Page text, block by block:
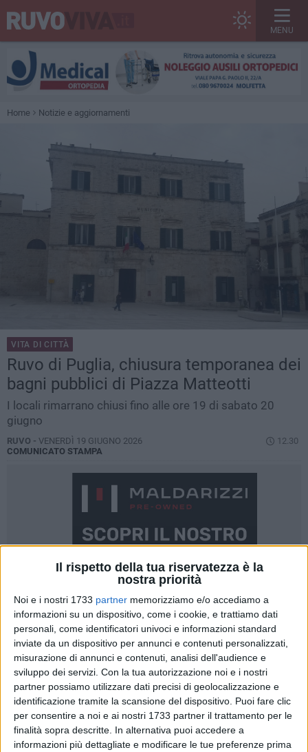
Il rispetto della tua riservatezza è la
nostra priorità
Noi e i nostri 1733 partner memorizziamo e/o accediamo a
informazioni su un dispositivo, come i cookie, e trattiamo dati
personali, come identificatori univoci e informazioni standard
inviate da un dispositivo per annunci e contenuti personalizzati,
misurazione di annunci e contenuti, analisi dell'audience e
sviluppo dei servizi. Con la tua autorizzazione noi e i nostri
partner possiamo utilizzare dati precisi di geolocalizzazione e
identificazione tramite la scansione del dispositivo. Puoi fare clic
per consentire a noi e ai nostri 1733 partner il trattamento per le
finalità sopra descritte. In alternativa puoi accedere a
informazioni più dettagliate e modificare le tue preferenze prima
MENU
Home Notizie e aggiornamenti
VITA DI CITTÀ
Ruvo di Puglia, chiusura temporanea dei
bagni pubblici di Piazza Matteotti
I locali rimarrano chiusi fino alle ore 19 di sabato 20
giugno
RUVO - VENERDÌ 19 GIUGNO 2026
12.30
COMUNICATO STAMPA
Il Comune di Ruvo di Puglia ha comunicato una temporanea
variazione della disponibilità dei servizi sul territorio